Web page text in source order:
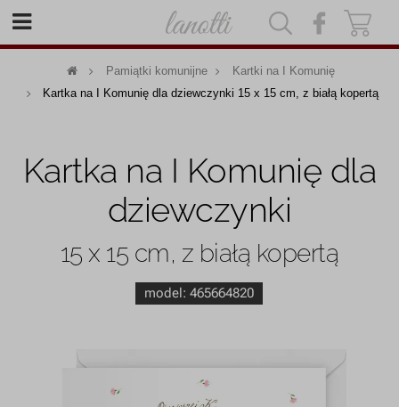
Pamiątki komunijne
Kartki na I Komunię
Kartka na I Komunię dla dziewczynki 15 x 15 cm, z białą kopertą
Kartka na I Komunię dla
dziewczynki
15 x 15 cm, z białą kopertą
model:465664820